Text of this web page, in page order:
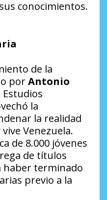
conocimientos.
de la
porAntonio
la
la realidad
Venezuela.
de 8.000 jóvenes
de títulos
haber terminado
previo a la